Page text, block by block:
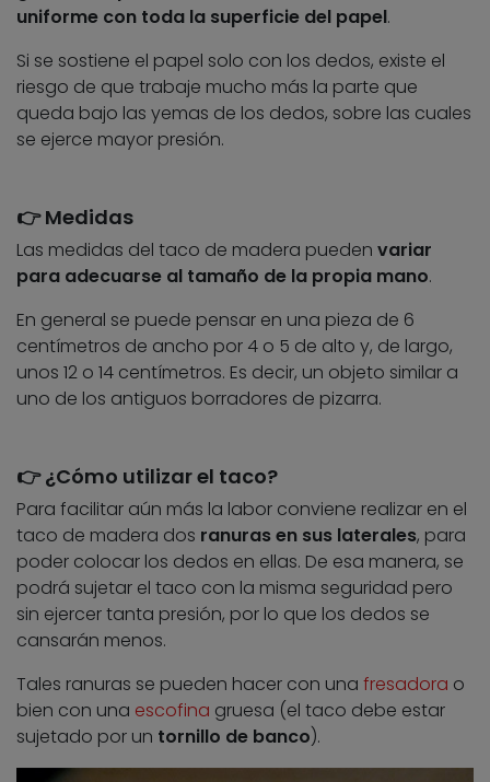
uniforme con toda la superficie del papel.
Si se sostiene el papel solo con los dedos, existe el
riesgo de que trabaje mucho más la parte que
queda bajo las yemas de los dedos, sobre las cuales
se ejerce mayor presión.
👉 Medidas
Las medidas del taco de madera pueden variar
para adecuarse al tamaño de la propia mano.
En general se puede pensar en una pieza de 6
centímetros de ancho por 4 o 5 de alto y, de largo,
unos 12 o 14 centímetros. Es decir, un objeto similar a
uno de los antiguos borradores de pizarra.
👉 ¿Cómo utilizar el taco?
Para facilitar aún más la labor conviene realizar en el
taco de madera dos ranuras en sus laterales, para
poder colocar los dedos en ellas. De esa manera, se
podrá sujetar el taco con la misma seguridad pero
sin ejercer tanta presión, por lo que los dedos se
cansarán menos.
Tales ranuras se pueden hacer con una fresadora o
bien con una escofina gruesa (el taco debe estar
sujetado por un tornillo de banco).